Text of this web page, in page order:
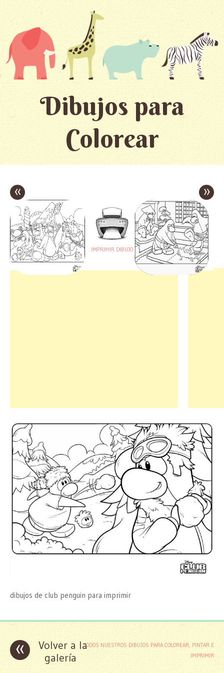
Dibujos para
Colorear
«
IMPRIMIR DIBUJO
»
dibujos de club penguin para imprimir
«
Volver a la
galería
TODOS NUESTROS DIBUJOS PARA COLOREAR, PINTAR E
IMPRIMIR